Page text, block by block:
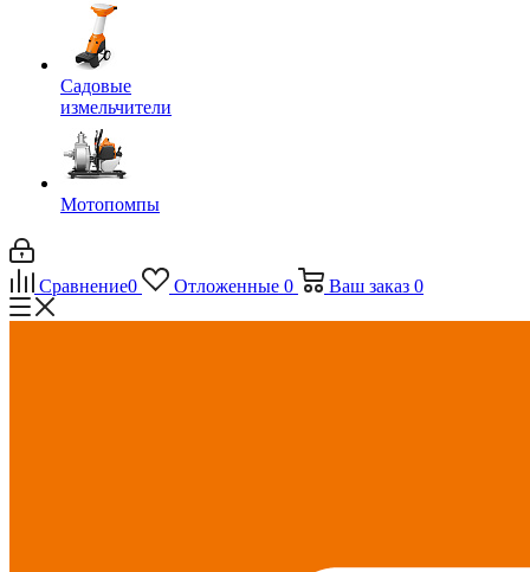
Садовые
измельчители
Мотопомпы
Сравнение0 Отложенные 0 Ваш заказ 0